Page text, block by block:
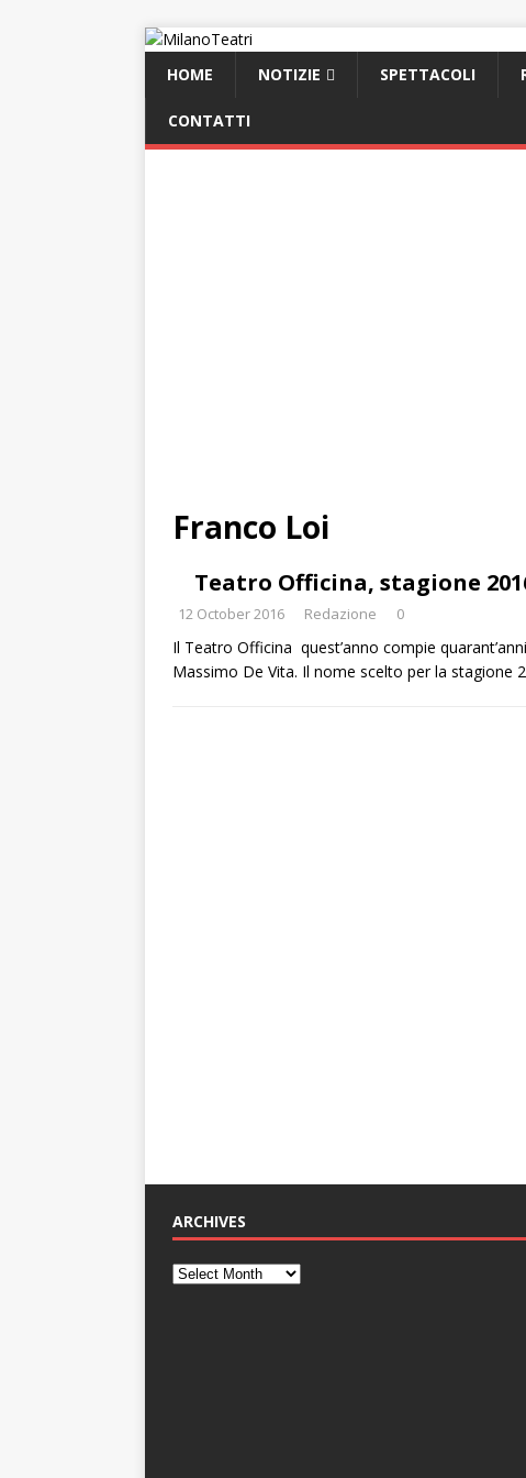
HOME NOTIZIE SPETTACOLI
CONTATTI
Franco Loi
Teatro Officina, stagione
12 October 2016 Redazione 0
Il Teatro Officina quest’anno compie
Massimo De Vita. Il nome scelto per la stagione
ARCHIVES